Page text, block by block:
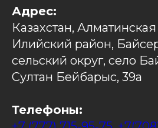
Адрес:
Казахстан, Алматинская
Илийский район,
сельский округ, село
Султан Бейбарыс, 39а
Телефоны: